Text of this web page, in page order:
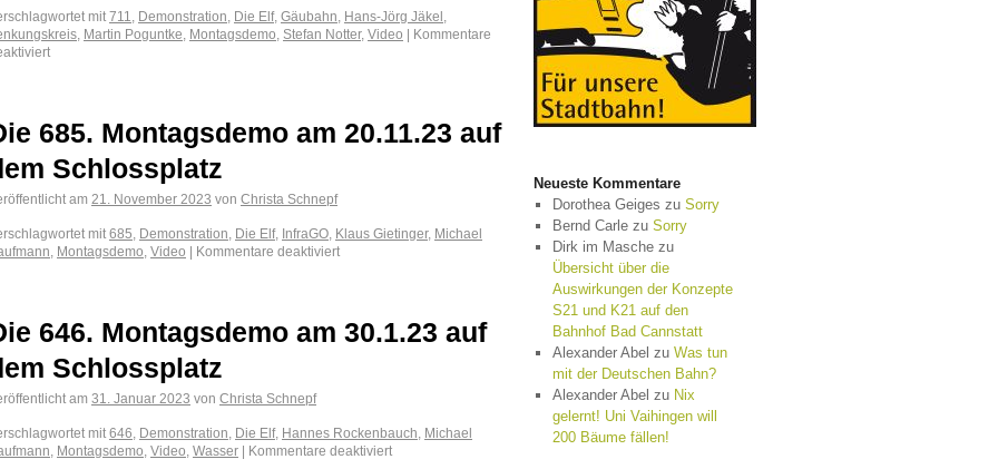
mit 711 Demonstration Die Elf, Gäubahn Hans-Jörg Jäkel
Martin Poguntke Montagsdemo Stefan Notter, Video | Kommentare
685. Montagsdemo am 20.11.23 auf
Schlossplatz
am 21. November 2023 von Christa Schnepf
mit 685 Demonstration Die Elf, InfraGO Klaus Gietinger, Michael
Montagsdemo Video | Kommentare deaktiviert
646. Montagsdemo am 30.1.23 auf
Schlossplatz
am 31. Januar 2023 von Christa Schnepf
mit 646 Demonstration Die Elf, Hannes Rockenbauch
Michael
Montagsdemo Video Wasser | Kommentare deaktiviert
Neueste Kommentare
Dorothea Geiges zu Sorry
Bernd Carlezu Sorry
Dirk im Maschezu
Übersicht über die
Auswirkungen der Konzepte
S21 und K21 auf den
Bahnhof Bad Cannstatt
Alexander Abel zu Was tun
mit der Deutschen Bahn?
Alexander Abel zu Nix
gelernt! Uni Vaihingen will
200 Bäume fällen!